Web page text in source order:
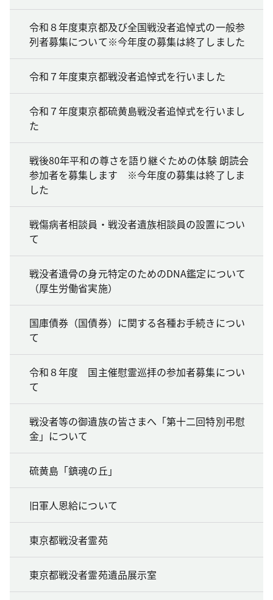
令和８年度東京都及び全国戦没者追悼式の一般参
列者募集について※今年度の募集は終了しました
令和７年度東京都戦没者追悼式を行いました
令和７年度東京都硫黄島戦没者追悼式を行いまし
た
戦後80年平和の尊さを語り継ぐための体験 朗読会
参加者を募集します ※今年度の募集は終了しま
した
戦傷病者相談員・戦没者遺族相談員の設置につい
て
戦没者遺骨の身元特定のためのDNA鑑定について
（厚生労働省実施）
国庫債券（国債券）に関する各種お手続きについ
て
令和８年度 国主催慰霊巡拝の参加者募集につい
て
戦没者等の御遺族の皆さまへ「第十二回特別弔慰
金」について
硫黄島「鎮魂の丘」
旧軍人恩給について
東京都戦没者霊苑
東京都戦没者霊苑遺品展示室